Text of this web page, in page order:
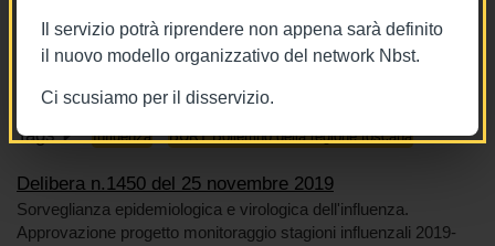
Il servizio potrà riprendere non appena sarà definito
il nuovo modello organizzativo del network Nbst.
Ci scusiamo per il disservizio.
Delibera n.1450 del 25 novembre
2019
Tags Influenza BURT Bollettino della regione toscana
Delibera n.1450 del 25 novembre 2019
Sorveglianza epidemiologica e virologica dell'influenza.
Approvazione progetto monitoraggio stagioni influenzali 2019-